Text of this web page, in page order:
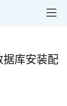
库安装配